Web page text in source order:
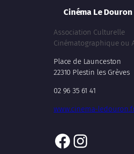
Cinéma Le Douron
Association Culturelle
Cinématographique ou
Place de Launceston
22310 Plestin les Grèves
02 96 35 61 41
www.cinema-
Facebook